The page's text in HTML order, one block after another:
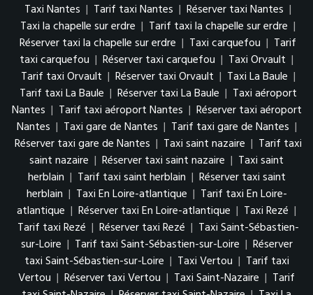
Taxi Nantes | Tarif taxi Nantes | Réserver taxi Nantes |
Taxi la chapelle sur erdre | Tarif taxi la chapelle sur erdre |
Réserver taxi la chapelle sur erdre | Taxi carquefou | Tarif
taxi carquefou | Réserver taxi carquefou | Taxi Orvault |
Tarif taxi Orvault | Réserver taxi Orvault | Taxi La Baule |
Tarif taxi La Baule | Réserver taxi La Baule | Taxi aéroport
Nantes | Tarif taxi aéroport Nantes | Réserver taxi aéroport
Nantes | Taxi gare de Nantes | Tarif taxi gare de Nantes |
Réserver taxi gare de Nantes | Taxi saint nazaire | Tarif taxi
saint nazaire | Réserver taxi saint nazaire | Taxi saint
herblain | Tarif taxi saint herblain | Réserver taxi saint
herblain | Taxi En Loire-atlantique | Tarif taxi En Loire-
atlantique | Réserver taxi En Loire-atlantique | Taxi Rezé |
Tarif taxi Rezé | Réserver taxi Rezé | Taxi Saint-Sébastien-
sur-Loire | Tarif taxi Saint-Sébastien-sur-Loire | Réserver
taxi Saint-Sébastien-sur-Loire | Taxi Vertou | Tarif taxi
Vertou | Réserver taxi Vertou | Taxi Saint-Nazaire | Tarif